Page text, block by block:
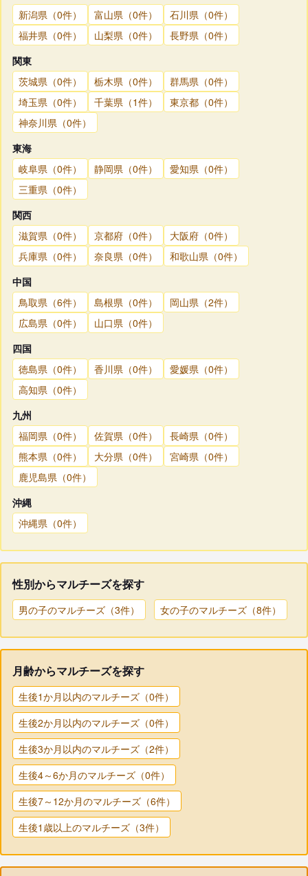
新潟県（0件）
富山県（0件）
石川県（0件）
福井県（0件）
山梨県（0件）
長野県（0件）
関東
茨城県（0件）
栃木県（0件）
群馬県（0件）
埼玉県（0件）
千葉県（1件）
東京都（0件）
神奈川県（0件）
東海
岐阜県（0件）
静岡県（0件）
愛知県（0件）
三重県（0件）
関西
滋賀県（0件）
京都府（0件）
大阪府（0件）
兵庫県（0件）
奈良県（0件）
和歌山県（0件）
中国
鳥取県（6件）
島根県（0件）
岡山県（2件）
広島県（0件）
山口県（0件）
四国
徳島県（0件）
香川県（0件）
愛媛県（0件）
高知県（0件）
九州
福岡県（0件）
佐賀県（0件）
長崎県（0件）
熊本県（0件）
大分県（0件）
宮崎県（0件）
鹿児島県（0件）
沖縄
沖縄県（0件）
性別からマルチーズを探す
男の子のマルチーズ（3件） 女の子のマルチーズ（8件）
月齢からマルチーズを探す
生後1か月以内のマルチーズ（0件）
生後2か月以内のマルチーズ（0件）
生後3か月以内のマルチーズ（2件）
生後4～6か月のマルチーズ（0件）
生後7～12か月のマルチーズ（6件）
生後1歳以上のマルチーズ（3件）